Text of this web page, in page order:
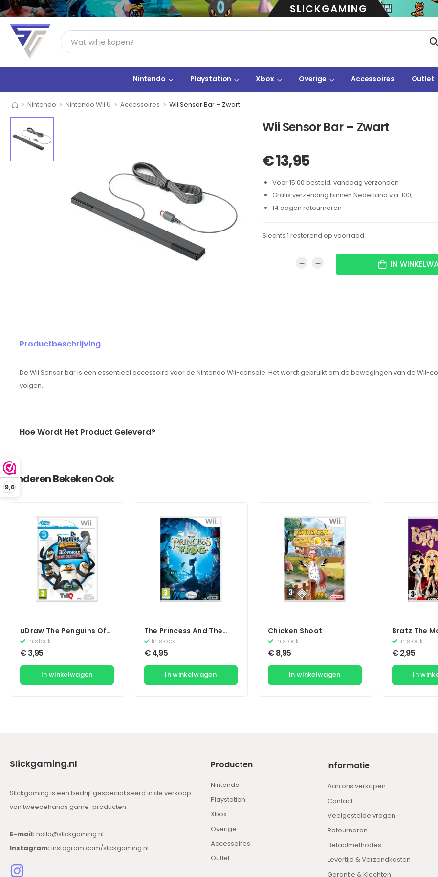
9,6
SLICKGAMING
Nintendo Playstation Xbox Overige Accessoires Outlet
> Nintendo > Nintendo Wii U > Accessoires > Wii Sensor Bar – Zwart
Wii Sensor Bar – Zwart
€13,95
Voor 15:00 besteld, vandaag verzonden
Gratis verzending binnen Nederland v.a. 100,-
14 dagen retourneren
Slechts 1 resterend op voorraad
IN
Productbeschrijving
De Wii Sensor bar is een essentieel accessoire voor de Nintendo Wii-console. Het wordt gebruikt om de bewegingen van de Wii-
volgen.
Hoe Wordt Het Product Geleverd?
Anderen Bekeken Ook
uDraw The Penguins Of
Madagascar Dr.
Blowhole Returns Again!
In stock
€3,95
In winkelwagen
The Princess And The
FrogIn stock
€4,95
In winkelwagen
Chicken Shoot
In stock
€8,95
In winkelwagen
Bratz The
In stock
€2,95
In
Slickgaming.nl
Slickgaming is een bedrijf gespecialiseerd in de verkoop
van tweedehands game-producten.
E-mail: hallo@slickgaming.nl
Instagram: instagram.com/slickgaming.nl
Producten
Nintendo
Playstation
Xbox
Overige
Accessoires
Outlet
Informatie
Aan ons verkopen
Contact
Veelgestelde vragen
Retourneren
Betaalmethodes
Levertijd & Verzendkosten
Garantie & Klachten